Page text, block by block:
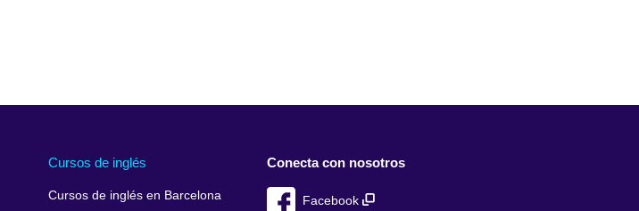
Cursos de inglés
Cursos de inglés en Barcelona
Conecta con nosotros
Facebook